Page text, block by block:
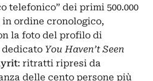
telefonico” dei primi 500.000
ordine cronologico,
la foto del profilo di
You Haven’t Seen
: ritratti ripresi da
delle cento persone più